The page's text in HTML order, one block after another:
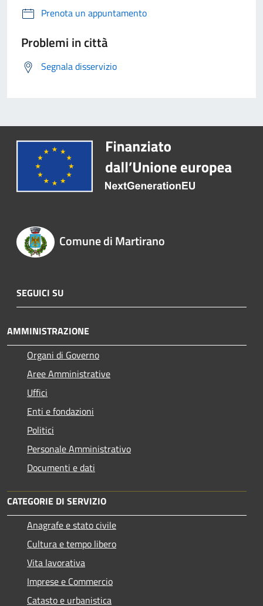
Prenota un appuntamento
Problemi in città
Segnala disservizio
Comune di Martirano
SEGUICI SU
AMMINISTRAZIONE
Organi di Governo
Aree Amministrative
Uffici
Enti e fondazioni
Politici
Personale Amministrativo
Documenti e dati
CATEGORIE DI SERVIZIO
Anagrafe e stato civile
Cultura e tempo libero
Vita lavorativa
Imprese e Commercio
Catasto e urbanistica